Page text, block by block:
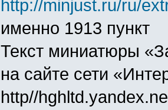
http://minjust.ru/ru/
именно 1913 пункт
Текст миниатюры
на сайте сети
http//